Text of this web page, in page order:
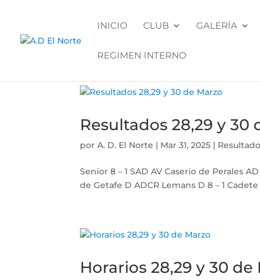
INICIO CLUB GALERÍA
REGIMEN INTERNO
Resultados 28,29 y 30
porA. D. El Norte | Mar 31, 2025 |
Senior 8 – 1 SAD AV Caserio de Perales
de Getafe D ADCR Lemans D 8 – 1
Horarios 28,29 y 30 de